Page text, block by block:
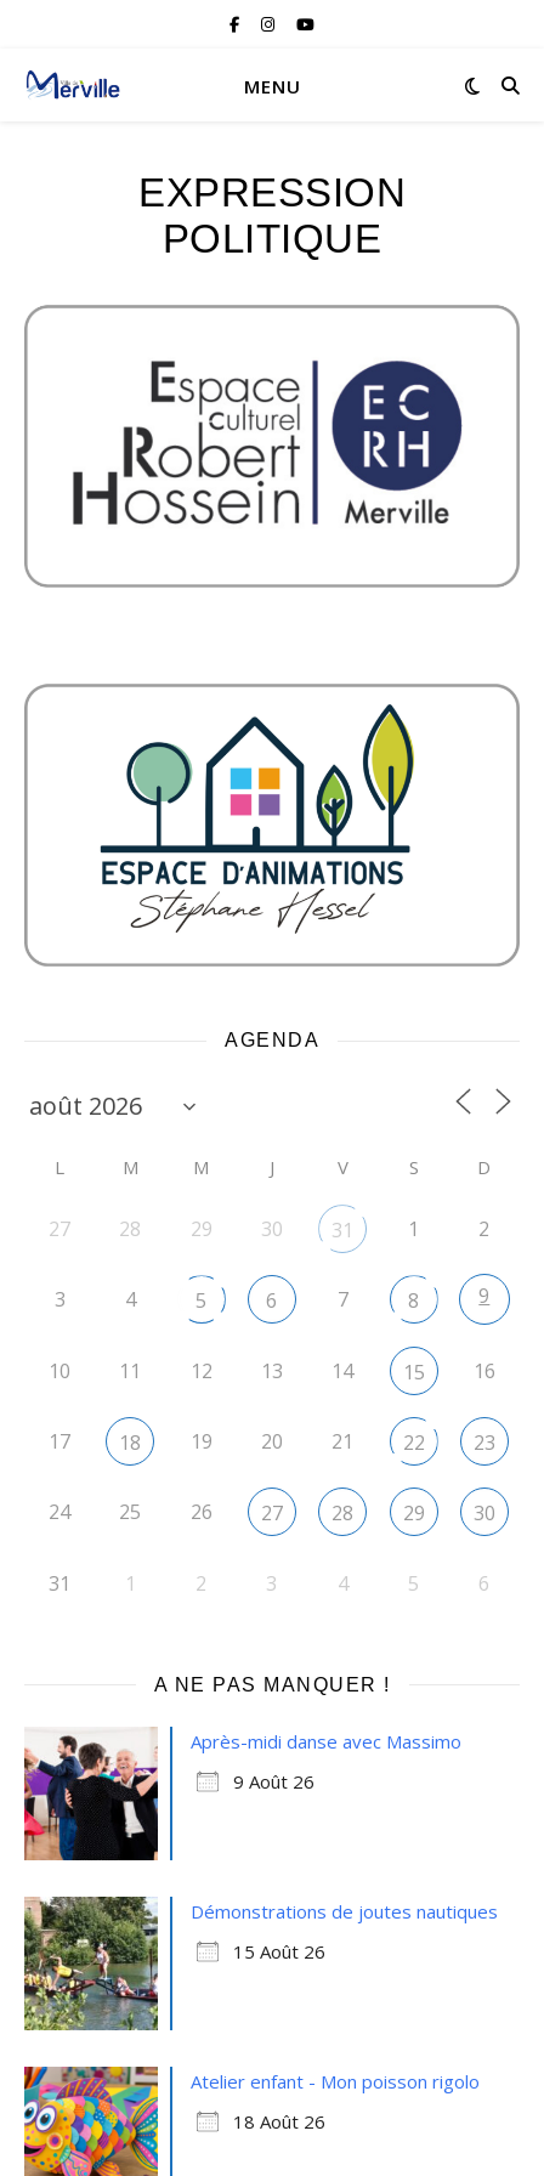
MENU
EXPRESSION
POLITIQUE
AGENDA
L M M J V S D
27 28 29 30 31 1 2
3 4 5 6 7 8 9
10 11 12 13 14 15 16
17 18 19 20 21 22 23
24 25 26 27 28 29 30
31 1 2 3 4 5 6
A NE PAS MANQUER !
Après-midi danse avec Massimo
9 Août 26
Démonstrations de joutes nautiques
15 Août 26
Atelier enfant - Mon poisson rigolo
18 Août 26